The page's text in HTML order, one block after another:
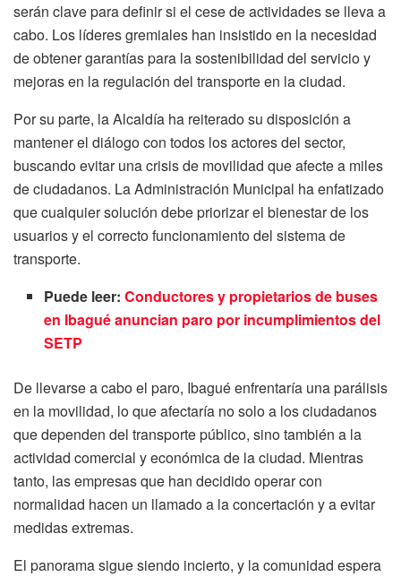
serán clave para definir si el cese de actividades se lleva a
cabo. Los líderes gremiales han insistido en la necesidad
de obtener garantías para la sostenibilidad del servicio y
mejoras en la regulación del transporte en la ciudad.
Por su parte, la Alcaldía ha reiterado su disposición a
mantener el diálogo con todos los actores del sector,
buscando evitar una crisis de movilidad que afecte a miles
de ciudadanos. La Administración Municipal ha enfatizado
que cualquier solución debe priorizar el bienestar de los
usuarios y el correcto funcionamiento del sistema de
transporte.
Puede leer:Conductores y propietarios de buses
en Ibagué anuncian paro por incumplimientos del
SETP
De llevarse a cabo el paro, Ibagué enfrentaría una parálisis
en la movilidad, lo que afectaría no solo a los ciudadanos
que dependen del transporte público, sino también a la
actividad comercial y económica de la ciudad. Mientras
tanto, las empresas que han decidido operar con
normalidad hacen un llamado a la concertación y a evitar
medidas extremas.
El panorama sigue siendo incierto, y la comunidad espera